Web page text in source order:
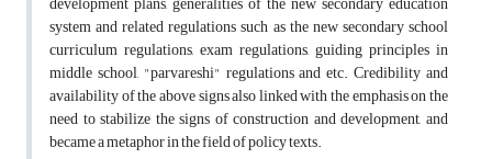
system and related regulations such as the new secondary school
curriculum regulations, exam regulations, guiding principles in
middle school, "parvareshi" regulations and etc. Credibility and
availability of the above signs also linked with the emphasis on the
need to stabilize the signs of construction and development, and
became a metaphor in the field of policy texts.